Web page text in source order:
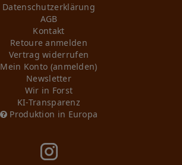
Daten­schutz­erklärung
AGB
Kontakt
Retoure anmelden
Vertrag widerrufen
Mein Konto (anmelden)
Newsletter
Wir in Forst
KI-Transparenz
Produktion in Europa